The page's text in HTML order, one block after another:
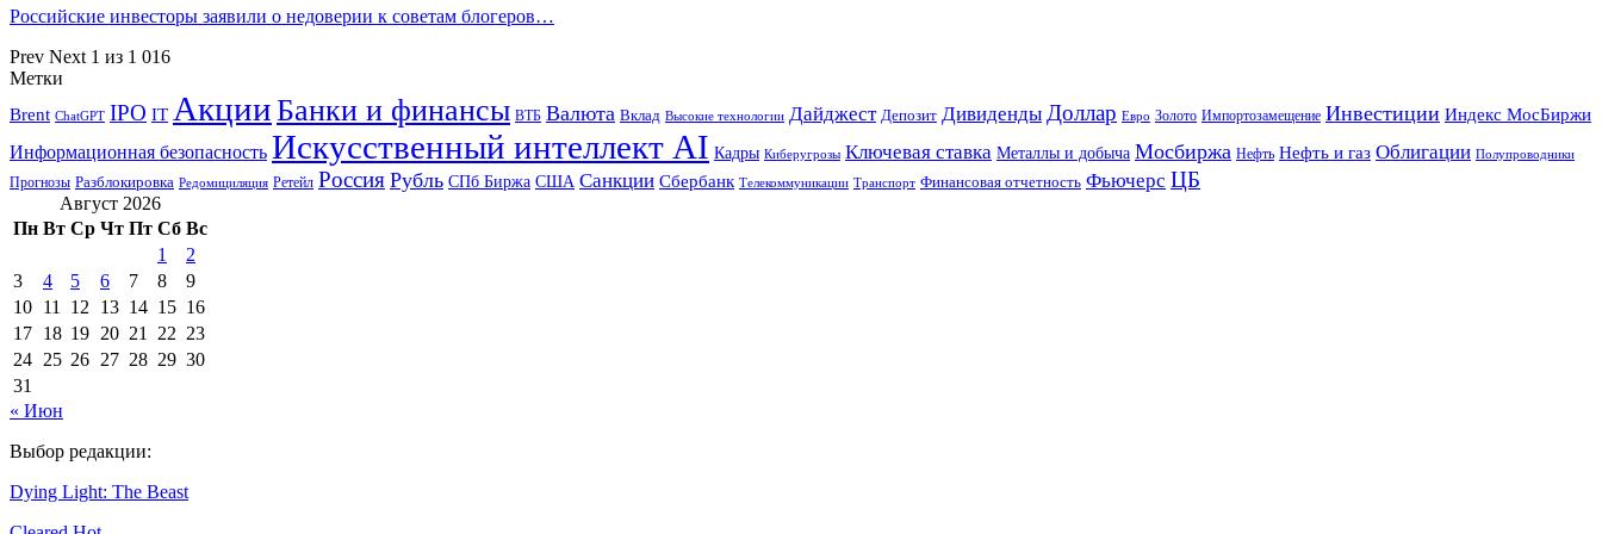
Российские инвесторы заявили о недоверии к советам блогеров…
Prev Next 1 из 1 016
Метки
Brent ChatGPT IPO IT АкцииБанки и финансы ВТБ Валюта Вклад Высокие технологии Дайджест Депозит Дивиденды Доллар Евро Золото Импортозамещение Инвестиции Индекс МосБиржи
Информационная безопасность Искусственный интеллект AI Кадры Киберугрозы Ключевая ставка Металлы и добыча Мосбиржа Нефть Нефть и газ Облигации Полупроводники
Прогнозы Разблокировка Редомициляция Ретейл Россия Рубль СПб Биржа США Санкции Сбербанк Телекоммуникации Транспорт Финансовая отчетность Фьючерс ЦБ
Август 2026
Пн Вт Ср Чт Пт Сб Вс
1
2
3
4 5 6 7 8
9
10 11 12 13 14 15 16
17 18 19 20 21 22 23
24 25 26 27 28 29 30
31
« Июн
Выбор редакции:
Dying Light: The Beast